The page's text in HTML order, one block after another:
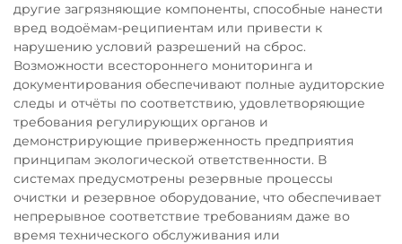
другие загрязняющие компоненты, способные нанести
вред водоёмам-реципиентам или привести к
нарушению условий разрешений на сброс.
Возможности всестороннего мониторинга и
документирования обеспечивают полные аудиторские
следы и отчёты по соответствию, удовлетворяющие
требования регулирующих органов и
демонстрирующие приверженность предприятия
принципам экологической ответственности. В
системах предусмотрены резервные процессы
очистки и резервное оборудование, что обеспечивает
непрерывное соответствие требованиям даже во
время технического обслуживания или